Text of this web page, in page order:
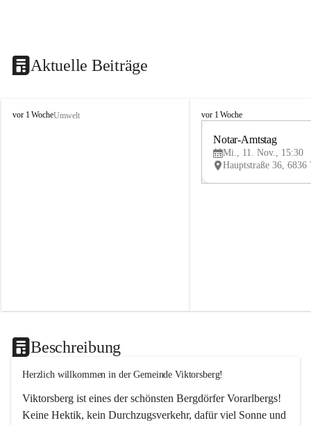
Aktuelle Beiträge
V
vor 1 WocheUmwelt
V
vor 1 Woche
Notar-Amtstag
Mi., 11. Nov., 15:30
Beschreibung
Herzlich willkommen in der Gemeinde Viktorsberg!
Viktorsberg ist eines der schönsten Bergdörfer Vorarlbergs!
Keine Hektik, kein Durchzugsverkehr, dafür viel Sonne und